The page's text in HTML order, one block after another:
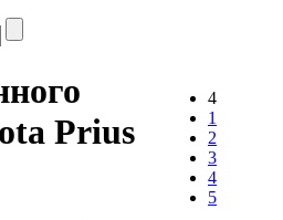
4
1
2
3
4
5
Prius